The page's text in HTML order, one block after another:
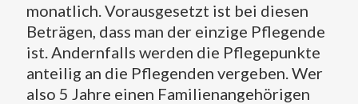
monatlich. Vorausgesetzt ist bei diesen
Beträgen, dass man der einzige Pflegende
ist. Andernfalls werden die Pflegepunkte
anteilig an die Pflegenden vergeben. Wer
also 5 Jahre einen Familienangehörigen